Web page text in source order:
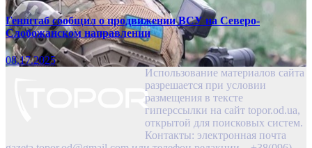
Генштаб сообщил о продвижении ВСУ на Северо-
Слобожанском направлении
08.17.2025
Использование материалов сайта
разрешается при условии
размещения в тексте
гиперссылки на сайт topor.od.ua,
открытой для поисковых систем.
Контакты: электронная почта